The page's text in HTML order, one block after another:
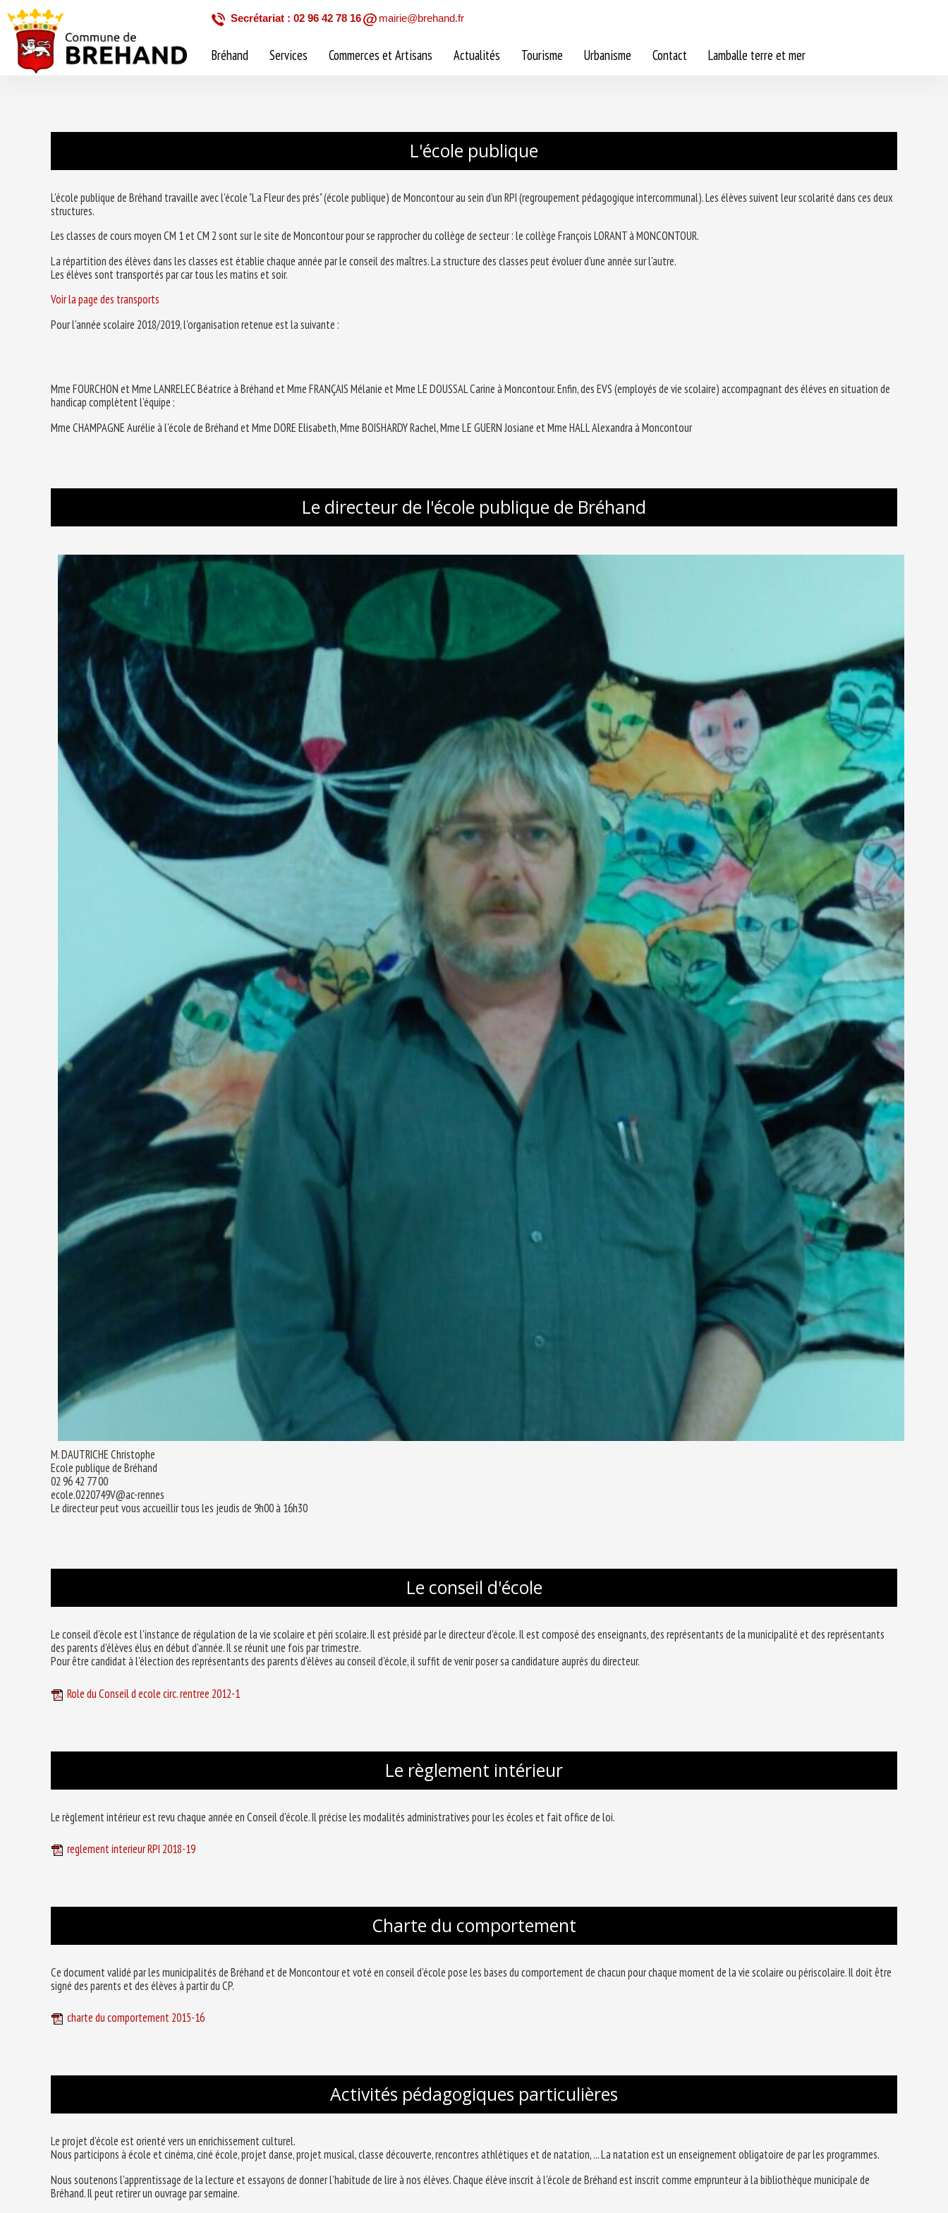
Secrétariat : 02 96 42 78 16 mairie@brehand.fr
Bréhand Services Commerces et Artisans Actualités Tourisme Urbanisme Contact Lamballe terre et mer
L'école publique
L'école publique de Bréhand travaille avec l'école "La Fleur des prés" (école publique) de Moncontour au sein d'un RPI (regroupement pédagogique intercommunal). Les élèves suivent leur scolarité dans ces deux
structures.
Les classes de cours moyen CM 1 et CM 2 sont sur le site de Moncontour pour se rapprocher du collège de secteur : le collège François LORANT à MONCONTOUR.
La répartition des élèves dans les classes est établie chaque année par le conseil des maîtres. La structure des classes peut évoluer d'une année sur l'autre.
Les élèves sont transportés par car tous les matins et soir.
Voir la page des transports
Pour l'année scolaire 2018/2019, l'organisation retenue est la suivante :
Mme FOURCHON et Mme LANRELEC Béatrice à Bréhand et Mme FRANÇAIS Mélanie et Mme LE DOUSSAL Carine à Moncontour. Enfin, des EVS (employés de vie scolaire) accompagnant des éléves en situation de
handicap complètent l'équipe :
Mme CHAMPAGNE Aurélie à l'école de Bréhand et Mme DORE Elisabeth, Mme BOISHARDY Rachel, Mme LE GUERN Josiane et Mme HALL Alexandra à Moncontour
Le directeur de l'école publique de Bréhand
M. DAUTRICHE Christophe
Ecole publique de Bréhand
02 96 42 77 00
ecole.0220749V@ac-rennes
Le directeur peut vous accueillir tous les jeudis de 9h00 à 16h30
Le conseil d'école
Le conseil d'école est l'instance de régulation de la vie scolaire et péri scolaire. Il est présidé par le directeur d'école. Il est composé des enseignants, des représentants de la municipalité et des représentants
des parents d'élèves élus en début d'année. Il se réunit une fois par trimestre.
Pour être candidat à l'élection des représentants des parents d'élèves au conseil d'école, il suffit de venir poser sa candidature auprès du directeur.
Role du Conseil d ecole circ. rentree 2012-1
Le règlement intérieur
Le règlement intérieur est revu chaque année en Conseil d'école. Il précise les modalités administratives pour les écoles et fait office de loi.
reglement interieur RPI 2018-19
Charte du comportement
Ce document validé par les municipalités de Bréhand et de Moncontour et voté en conseil d'école pose les bases du comportement de chacun pour chaque moment de la vie scolaire ou périscolaire. Il doit être
signé des parents et des élèves à partir du CP.
charte du comportement 2015-16
Activités pédagogiques particulières
Le projet d'école est orienté vers un enrichissement culturel.
Nous participons à école et cinéma, ciné école, projet danse, projet musical, classe découverte, rencontres athlétiques et de natation, ... La natation est un enseignement obligatoire de par les programmes.
Nous soutenons l'apprentissage de la lecture et essayons de donner l'habitude de lire à nos élèves. Chaque élève inscrit à l'école de Bréhand est inscrit comme emprunteur à la bibliothèque municipale de
Bréhand. Il peut retirer un ouvrage par semaine.